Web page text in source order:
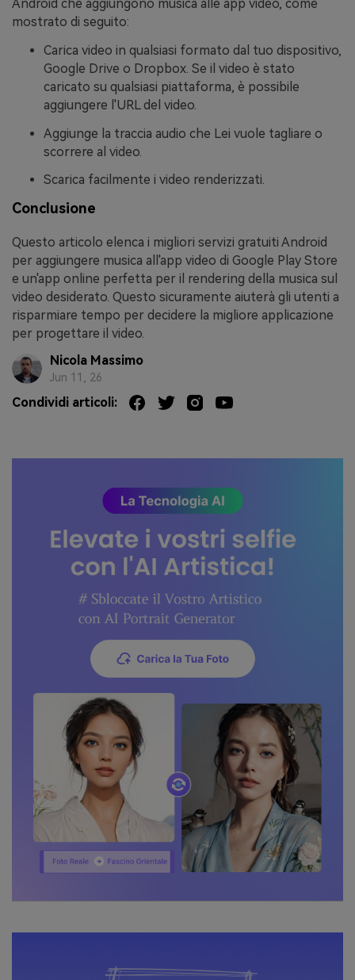
Android che aggiungono musica alle app video, come
mostrato di seguito:
Carica video in qualsiasi formato dal tuo dispositivo,
Google Drive o Dropbox. Se il video è stato
caricato su qualsiasi piattaforma, è possibile
aggiungere l'URL del video.
Aggiunge la traccia audio che Lei vuole tagliare o
scorrere al video.
Scarica facilmente i video renderizzati.
Conclusione
Questo articolo elenca i migliori servizi gratuiti Android
per aggiungere musica all'app video di Google Play Store
e un'app online perfetta per il rendering della musica sul
video desiderato. Questo sicuramente aiuterà gli utenti a
risparmiare tempo per decidere la migliore applicazione
per progettare il video.
Nicola Massimo
Jun 11, 26
Condividi articoli: